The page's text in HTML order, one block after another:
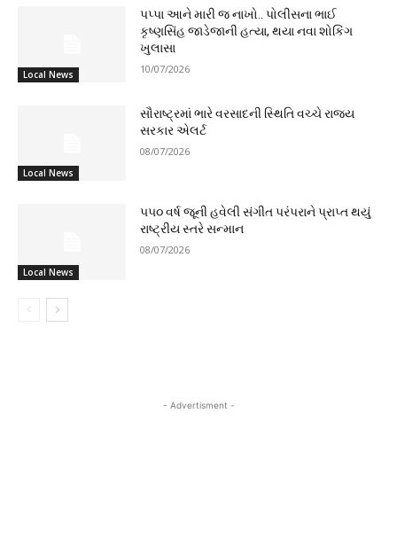
Local News
પપ્પા આને મારી જ નાખો.. પોલીસના ભાઈ
કૃષ્ણસિંહ જાડેજાની હત્યા, થયા નવા શોકિંગ
ખુલાસા
10/07/2026
Local News
સૌરાષ્ટ્રમાં ભારે વરસાદની સ્થિતિ વચ્ચે રાજ્ય
સરકાર એલર્ટ
08/07/2026
Local News
૫૫૦ વર્ષ જૂની હવેલી સંગીત પરંપરાને પ્રાપ્ત થયું
રાષ્ટ્રીય સ્તરે સન્માન
08/07/2026
- Advertisment -